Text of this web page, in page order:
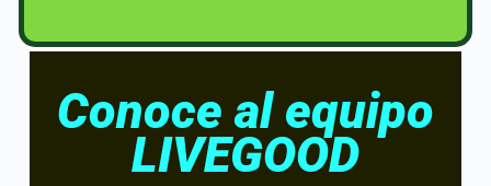
Conoce al equipo
LIVEGOOD